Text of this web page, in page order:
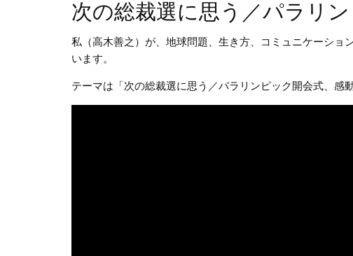
次の総裁選に思う／パラリ
私（高木善之）が、地球問題、生き方、コミュニケーショ
います。
テーマは「次の総裁選に思う／パラリンピック開会式、感